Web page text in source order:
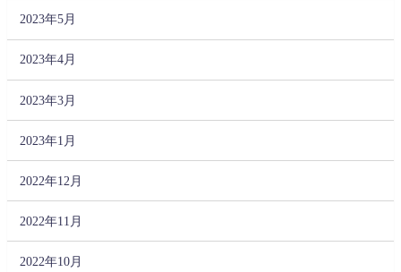
2023年5月
2023年4月
2023年3月
2023年1月
2022年12月
2022年11月
2022年10月